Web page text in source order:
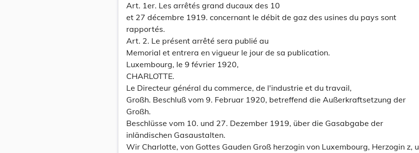
Art. 1er. Les arrêtés grand ducaux des 10
et 27 décembre 1919. concernant le débit de gaz des usines du pays sont
rapportés.
Art. 2. Le présent arrêté sera publié au
Memorial et entrera en vigueur le jour de sa publication.
Luxembourg, le 9 février 1920,
CHARLOTTE.
Le Directeur général du commerce, de l'industrie et du travail,
Großh. Beschluß vom 9. Februar 1920, betreffend die Außerkraftsetzung der
Großh.
Beschlüsse vom 10. und 27. Dezember 1919, über die Gasabgabe der
inländischen Gasaustalten.
Wir Charlotte, von Gottes Gauden Groß herzogin von Luxembourg, Herzogin z, u